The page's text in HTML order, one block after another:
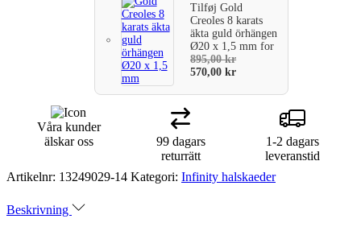
TilføjGold
Creoles 8 karats
äkta guld örhängen
Ø20 x 1,5 mmfor
895,00kr
570,00kr
Våra kunder
älskar oss
99 dagars
returrätt
1-2 dagars
leveranstid
Artikelnr: 13249029-14 Kategori: Infinity halskaeder
Beskrivning